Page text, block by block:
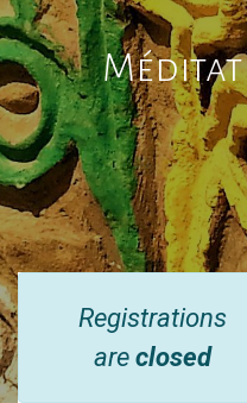
Registrations
areclosed